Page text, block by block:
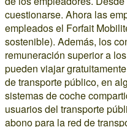
cuestionarse. Ahora las
empleados el Forfait
sostenible). Además, los
remuneración superior a
pueden viajar
de transporte público, en
sistemas de coche
usuarios del transporte
abono para la red de